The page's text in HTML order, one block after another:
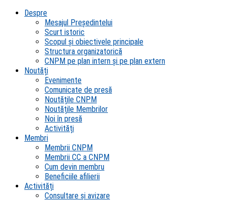
Despre
Mesajul Președintelui
Scurt istoric
Scopul şi obiectivele principale
Structura organizatorică
CNPM pe plan intern şi pe plan extern
Noutăți
Evenimente
Comunicate de presă
Noutățile CNPM
Noutățile Membrilor
Noi în presă
Activități
Membri
Membrii CNPM
Membrii CC a CNPM
Cum devin membru
Beneficiile afilierii
Activități
Consultare și avizare